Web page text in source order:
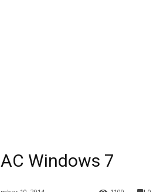
Windows 7